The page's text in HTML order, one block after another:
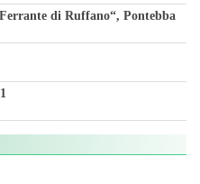
di Ruffano“, Pontebba